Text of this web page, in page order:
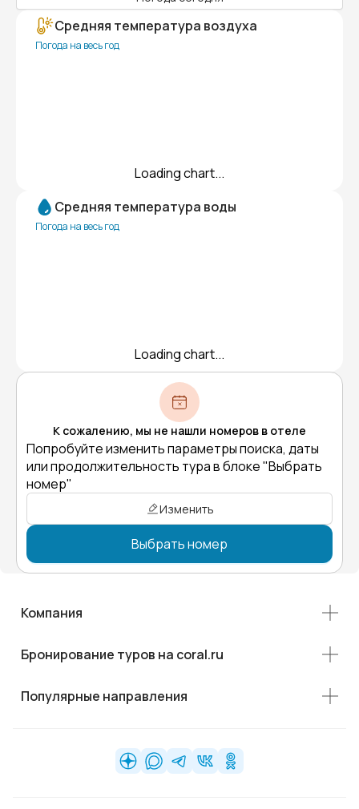
Средняя температура воздуха
Погода на весь год
Loading chart...
Средняя температура воды
Погода на весь год
Loading chart...
К сожалению, мы не нашли номеров в отеле
Попробуйте изменить параметры поиска, даты
или продолжительность тура в блоке "Выбрать
номер"
Изменить
Выбрать номер
Компания
Бронирование туров на coral.ru
Популярные направления